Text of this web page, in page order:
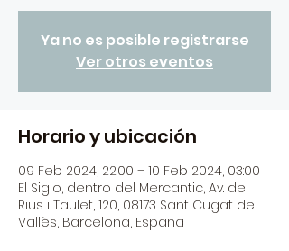
Ya no es posible registrarse
Ver otros eventos
Horario y ubicación
09 Feb 2024, 22:00 – 10 Feb 2024, 03:00
El Siglo, dentro del Mercantic, Av. de
Rius i Taulet, 120, 08173 Sant Cugat del
Vallès, Barcelona, España